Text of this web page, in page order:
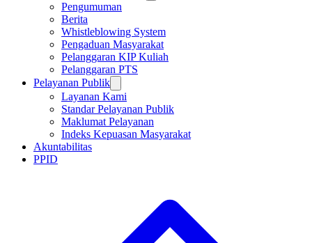
Pengumuman
Berita
Whistleblowing System
Pengaduan Masyarakat
Pelanggaran KIP Kuliah
Pelanggaran PTS
Pelayanan Publik
Layanan Kami
Standar Pelayanan Publik
Maklumat Pelayanan
Indeks Kepuasan Masyarakat
Akuntabilitas
PPID